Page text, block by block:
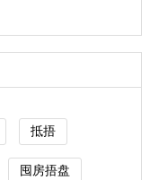
抵捂
囤房捂盘